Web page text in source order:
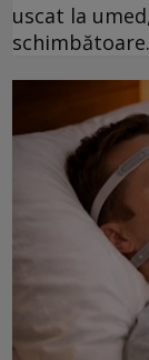
uscat la
schimbătoare.